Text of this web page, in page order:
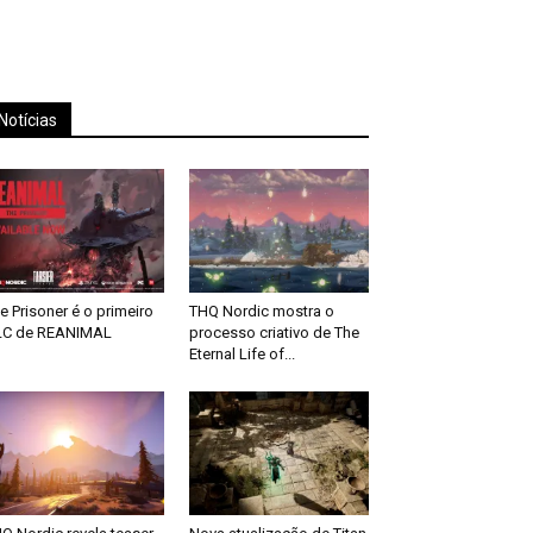
Prisoner é o primeiro
de REANIMAL
THQ Nordic mostra o
processo criativo de The
Eternal Life of...